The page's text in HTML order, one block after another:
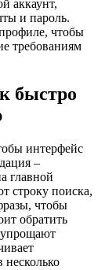
аккаунт,
и пароль.
чтобы
требованиям
быстро
интерфейс
–
главной
строку поиска,
чтобы
обратить
упрощают
несколько